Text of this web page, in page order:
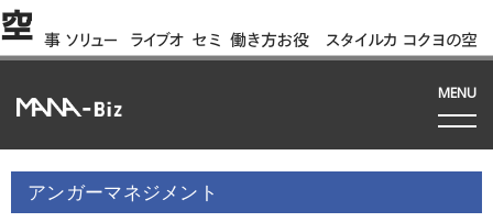
空 事
例
ソリュー
ション
ライブオ
フィス
セミ
ナー
働き方お役
立ち資料
スタイルカ
タログ
コクヨの空
間って!?
MENU
アンガーマネジメント